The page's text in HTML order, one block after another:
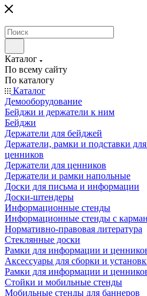
Каталог
По всему сайту
По каталогу
Каталог
Демооборудование
Бейджи и держатели к ним
Бейджи
Держатели для бейджей
Держатели, рамки и подставки
ценников
Держатели для ценников
Держатели и рамки напольные
Доски для письма и информации
Доски-штендеры
Информационные стенды
Информационные стенды с
Нормативно-правовая литература
Стеклянные доски
Рамки для информации и
Аксессуары для сборки и
Рамки для информации и
Стойки и мобильные стенды
Мобильные стенды для баннеров